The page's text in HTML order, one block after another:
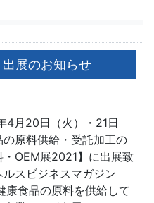
展のお知らせ
4月20日（火）・21日
の原料供給・受託加工の
OEM展2021】に出展致
スビジネスマガジン
康食品の原料を供給して